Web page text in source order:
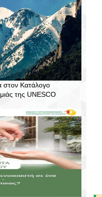
Κατάλογο
της UNESCO